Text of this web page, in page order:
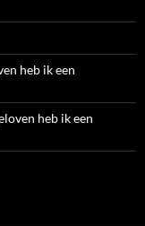
heb ik een
heb ik een